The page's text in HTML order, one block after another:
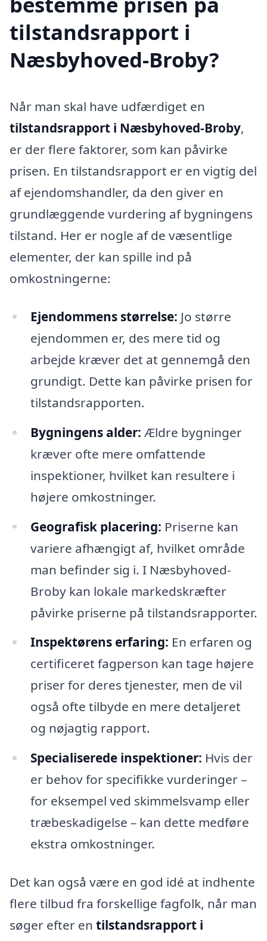
tilstandsrapport i
Næsbyhoved-Broby?
Når man skal have udfærdiget en
tilstandsrapport i Næsbyhoved-Broby,
er der flere faktorer, som kan påvirke
prisen. En tilstandsrapport er en vigtig del
af ejendomshandler, da den giver en
grundlæggende vurdering af bygningens
tilstand. Her er nogle af de væsentlige
elementer, der kan spille ind på
omkostningerne:
Ejendommens størrelse: Jo større
ejendommen er, des mere tid og
arbejde kræver det at gennemgå den
grundigt. Dette kan påvirke prisen for
tilstandsrapporten.
Bygningens alder: Ældre bygninger
kræver ofte mere omfattende
inspektioner, hvilket kan resultere i
højere omkostninger.
Geografisk placering: Priserne kan
variere afhængigt af, hvilket område
man befinder sig i. I Næsbyhoved-
Broby kan lokale markedskræfter
påvirke priserne på tilstandsrapporter.
Inspektørens erfaring: En erfaren og
certificeret fagperson kan tage højere
priser for deres tjenester, men de vil
også ofte tilbyde en mere detaljeret
og nøjagtig rapport.
Specialiserede inspektioner: Hvis der
er behov for specifikke vurderinger –
for eksempel ved skimmelsvamp eller
træbeskadigelse – kan dette medføre
ekstra omkostninger.
Det kan også være en god idé at indhente
flere tilbud fra forskellige fagfolk, når man
søger efter en tilstandsrapport i